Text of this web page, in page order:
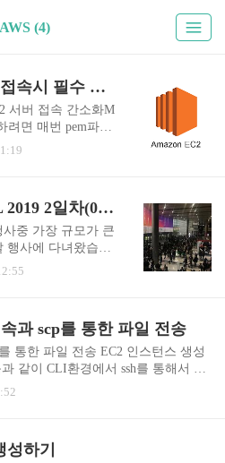
AWS (4)
[AWS] EC2 서버 생성, 접속시 필수 설정
서버 접속 간소화M
려면 매번 pem파일
키 위치} {publi
파일을 옮겨 놓으
키가 있는 ~/.ssh
~/.ssh/config# m
myServiceName Ho
AWS SUMMIT SEOUL 2019 2일차(04/18) 참관기
중 가장 규모가 큰
행사에 다녀왔습니
인데요. 세션 이동
이 많았습니다.엑
일부 내용을 공유
내부 동작 방식 및 활
버리스 기반 CI/CD
의 이해와 글
자 지정 로직으..
과 scp를 통한 파일 전송
통한 파일 전송 EC2 인스턴스 생성
같이 CLI환경에서 ssh를 통해서 EC
를 통해 간단한 파일 업/다운로드를
시켜서 Teminal에서 다음 명령으로
여 상단에 있는 Connect 버튼을 누르
하기